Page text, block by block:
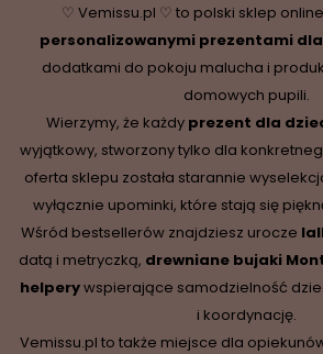
♡ Vemissu.pl ♡ to polski sklep
personalizowanymi prezentami
dodatkami do pokoju malucha i
domowych pupili.
Wierzymy, że każdy prezent dla
wyjątkowy, stworzony tylko dla
oferta sklepu została starannie
wyłącznie upominki, które stają się
Wśród bestsellerów znajdziesz urocze
datą i metryczką, drewniane bujaki
helperywspierające samodzielność
i koordynację.
Vemissu.pl to także miejsce dla